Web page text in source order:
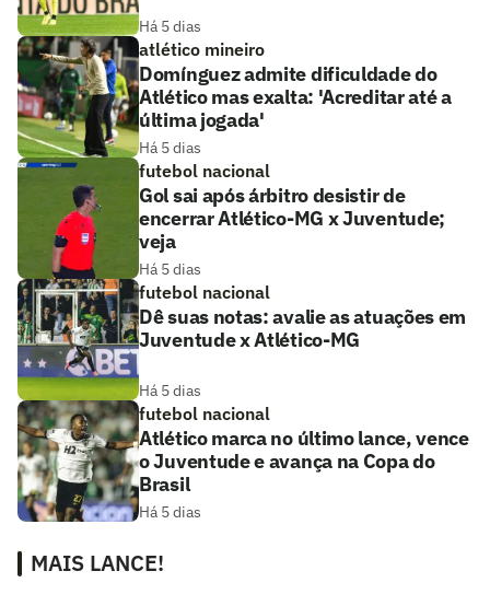
Há 5 dias
atlético mineiro
Domínguez admite dificuldade do
Atlético mas exalta: 'Acreditar até a
última jogada'
Há 5 dias
futebol nacional
Gol sai após árbitro desistir de
encerrar Atlético-MG x Juventude;
veja
Há 5 dias
futebol nacional
Dê suas notas: avalie as atuações em
Juventude x Atlético-MG
Há 5 dias
futebol nacional
Atlético marca no último lance, vence
o Juventude e avança na Copa do
Brasil
Há 5 dias
MAIS LANCE!